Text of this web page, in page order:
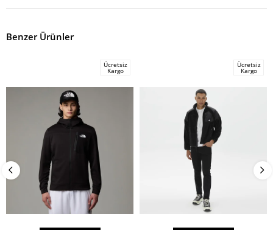
Benzer Ürünler
Ücretsiz
Kargo
Ücretsiz
Kargo